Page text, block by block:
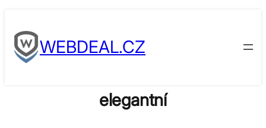
to
contentWEBDEAL.CZ
elegantní